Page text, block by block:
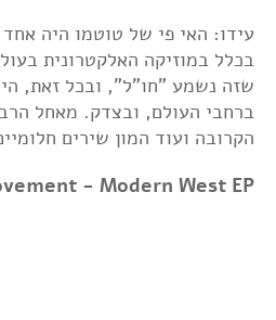
עידו: האי פי של טוטמו היה
בכלל במוזיקה האלקטרונית
שזה נשמע "חו"ל", ובכל זאת,
ברחבי העולם, ובצדק. מאחל
הקרובה ועוד המון שירים
- Modern West EP